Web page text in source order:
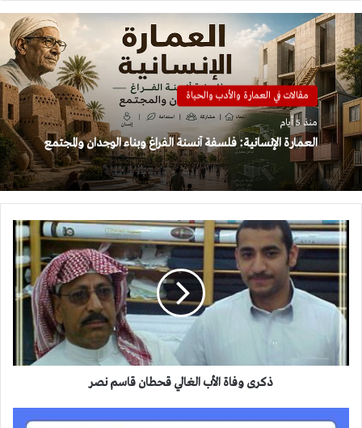
مقالات في العمارة والأدب والحياة
منذ 5 أيام
العمارة الإنسانية: فلسفة أنسنة الفراغ وبناء الوجدان والمجتمع
ذكرى
وفاة
الأب
الغالي
قحطان
قاسم
ذكرى وفاة الأب الغالي قحطان قاسم نصر